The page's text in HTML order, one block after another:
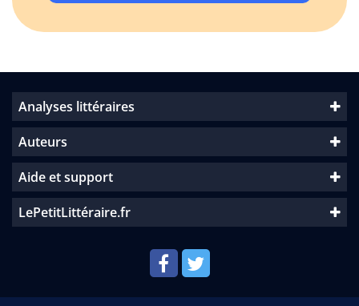
Analyses littéraires
Auteurs
Aide et support
LePetitLittéraire.fr